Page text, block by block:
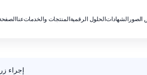
عناالمنتجات والخدماتالحلول الرقميةالشهاداتالصور
إجراء